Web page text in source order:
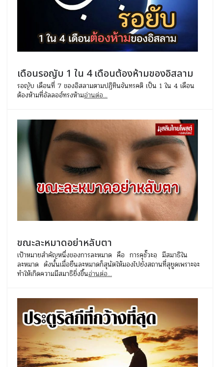
เดือนรอญับ 1 ใน 4 เดือนต้องห้ามของอิสลาม
รอญับ เดือนที่ 7 ของอิสลามตามปฏิทินจันทรคติ เป็น 1 ใน 4 เดือน
ต้องห้ามที่อัลลอฮ์ทรงห้ามอ่านต่อ...
ขณะละหมาดอย่าหลับตา
เป้าหมายสำคัญหนึ่งของการละหมาด คือ การคุชั๊วะอฺ มีสมาธิใน
ละหมาด ดังนั้นเมื่อยืนละหมาดก็สุนัตให้มองไปยังสถานที่สุยูดเพราะจะ
ทำให้เกิดความมีสมาธิยิ่งขึ้นอ่านต่อ...